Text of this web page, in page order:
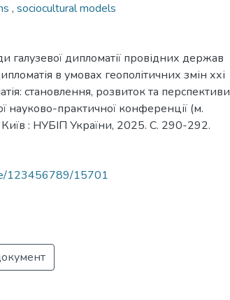
, sociocultural models
галузевої дипломатії провідних держав
в умовах геополітичних змін ххі
становлення, розвиток та перспективи
науково-практичної конференції (м.
: НУБІП України, 2025. С. 290-292.
123456789/15701